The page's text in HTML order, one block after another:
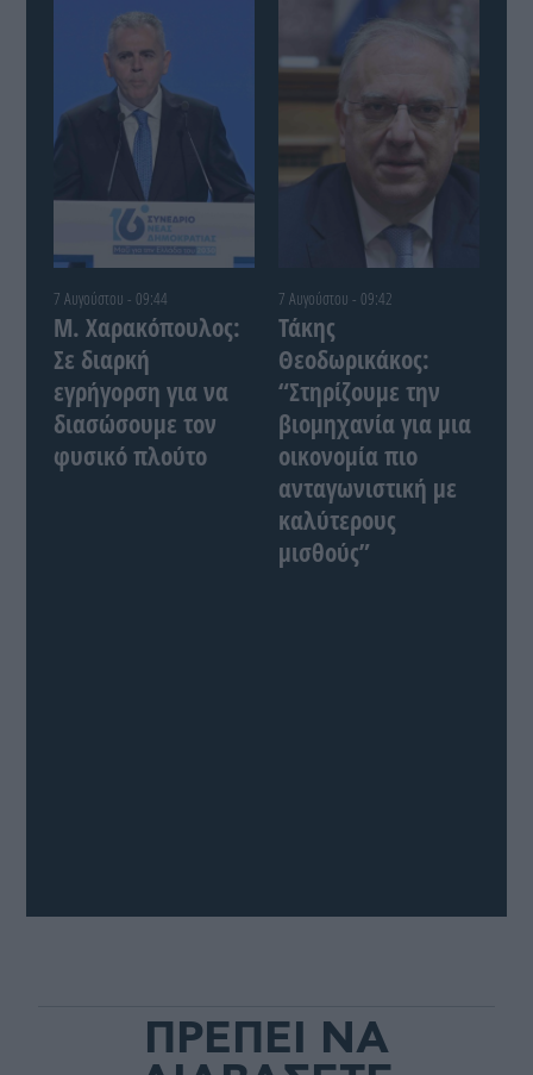
7 Αυγούστου - 09:44
Μ. Χαρακόπουλος:
Σε διαρκή
εγρήγορση για να
διασώσουμε τον
φυσικό πλούτο
7 Αυγούστου - 09:42
Τάκης
Θεοδωρικάκος:
“Στηρίζουμε την
βιομηχανία για μια
οικονομία πιο
ανταγωνιστική με
καλύτερους
μισθούς”
ΠΡΕΠΕΙ ΝΑ